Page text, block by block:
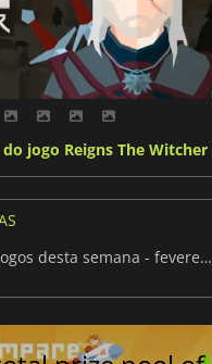
jogo Reigns The Witcher
Lançamentos de videojogos desta semana - fevereiro de 2026 (Semana 9)